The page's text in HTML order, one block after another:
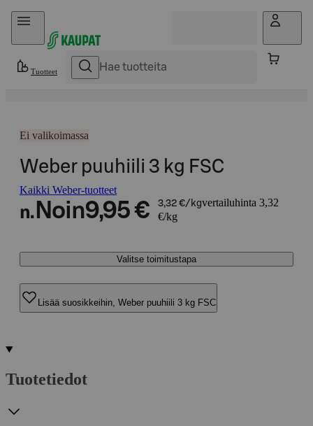
Hyppää sisältöön
Tuotteet
Ei valikoimassa
Weber puuhiili 3 kg FSC
Kaikki Weber-tuotteet
n. Noin9,95 € 3,32 €/kgvertailuhinta 3,32
€/kg
Valitse toimitustapa
Lisää suosikkeihin, Weber puuhiili 3 kg FSC
Tuotetiedot